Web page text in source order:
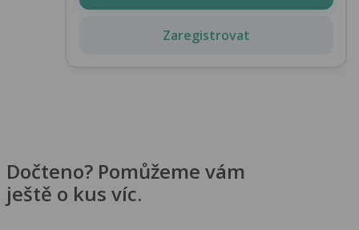
Zaregistrovat
Dočteno? Pomůžeme vám
ještě o kus víc.